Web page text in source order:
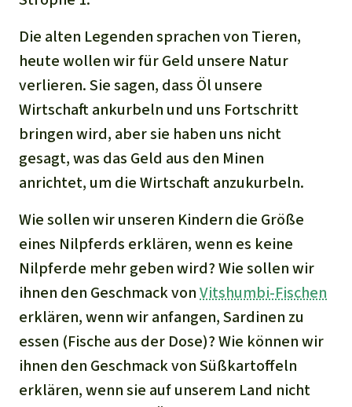
Die alten Legenden sprachen von Tieren,
heute wollen wir für Geld unsere Natur
verlieren. Sie sagen, dass Öl unsere
Wirtschaft ankurbeln und uns Fortschritt
bringen wird, aber sie haben uns nicht
gesagt, was das Geld aus den Minen
anrichtet, um die Wirtschaft anzukurbeln.
Wie sollen wir unseren Kindern die Größe
eines Nilpferds erklären, wenn es keine
Nilpferde mehr geben wird? Wie sollen wir
ihnen den Geschmack vonVitshumbi-Fischen
erklären, wenn wir anfangen, Sardinen zu
essen (Fische aus der Dose)? Wie können wir
ihnen den Geschmack von Süßkartoffeln
erklären, wenn sie auf unserem Land nicht